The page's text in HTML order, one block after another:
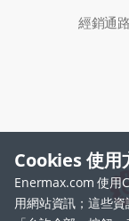
Cookies 使用
Enermax.com 使用
用網站資訊；這些
經銷通路